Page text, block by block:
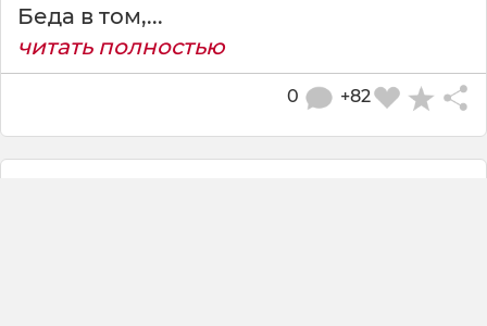
Беда в том,...
читать полностью
+82
0